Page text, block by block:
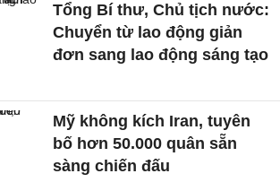
Tổng Bí thư, Chủ tịch nước:
Chuyển từ lao động giản
đơn sang lao động sáng tạo
Mỹ không kích Iran, tuyên
bố hơn 50.000 quân sẵn
sàng chiến đấu